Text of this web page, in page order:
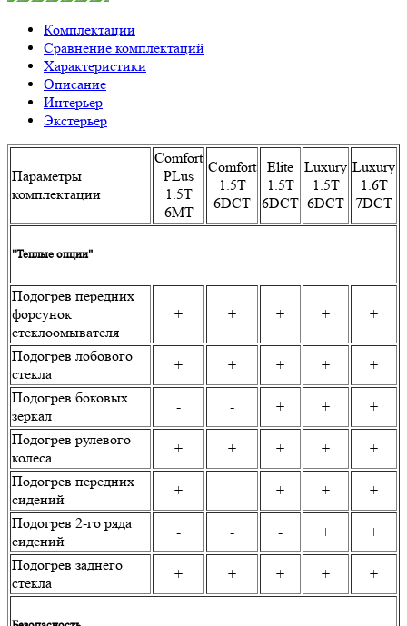
Комплектации
Сравнение комплектаций
Характеристики
Описание
Интерьер
Экстерьер
Параметры
комплектации
Comfort
PLus
1.5T
6MT
Comfort
1.5T
6DCT
Elite
1.5T
6DCT
Luxury
1.5T
6DCT
Luxury
1.6T
7DCT
"Теплые опции"
Подогрев передних
форсунок
стеклоомывателя
+ + + + +
Подогрев лобового
стекла
+ + + +
+
Подогрев боковых
зеркал
- - + +
+
Подогрев рулевого
колеса
+ + + +
+
Подогрев передних
сидений
+ - + +
+
Подогрев 2-го ряда
сидений
- - - +
+
Подогрев заднего
стекла
+ + + + +